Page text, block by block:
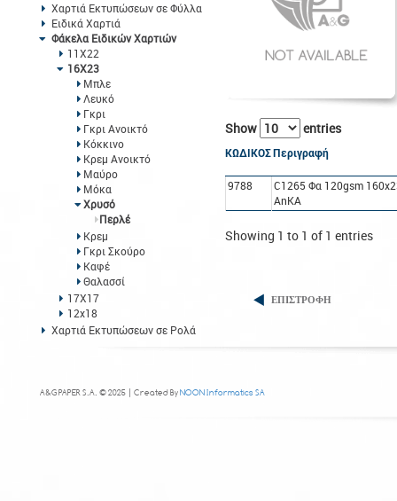
Χαρτιά Εκτυπώσεων σε Φύλλα
Ειδικά Χαρτιά
Φάκελα Ειδικών Χαρτιών
11Χ22
16Χ23
Μπλε
Λευκό
Γκρι
Γκρι Ανοικτό
Κόκκινο
Κρεμ Ανοικτό
Μαύρο
Μόκα
Χρυσό
Περλέ
Κρεμ
Γκρι Σκούρο
Καφέ
Θαλασσί
17Χ17
12x18
Χαρτιά Εκτυπώσεων σε Ρολά
Show entries
ΚΩΔΙΚΟΣΠεριγραφή
9788
C1265 Φα 120gsm
AnΚΑ
Showing 1 to 1 of 1 entries
ΕΠΙΣΤΡΟΦΗ
A&G PAPER S.A. © 2025 | Created ByNOON Informatics SA